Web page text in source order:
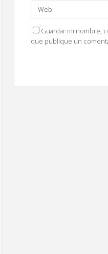
Guardar mi nombre,
que publique un